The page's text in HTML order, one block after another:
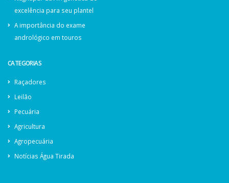
excelência para seu plantel
A importância do exame
andrológico em touros
CATEGORIAS
Raçadores
Leilão
Pecuária
Agricultura
Agropecuária
Notícias Água Tirada